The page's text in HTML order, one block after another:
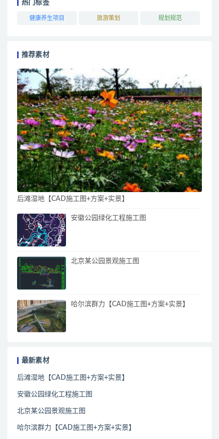
热门标签
健康养生项目 旅游策划 规划规范
推荐素材
后滩湿地【CAD施工图+方案+实景】
安徽公园绿化工程施工图
北京某公园景观施工图
哈尔滨群力【CAD施工图+方案+实景】
最新素材
后滩湿地【CAD施工图+方案+实景】
安徽公园绿化工程施工图
北京某公园景观施工图
哈尔滨群力【CAD施工图+方案+实景】